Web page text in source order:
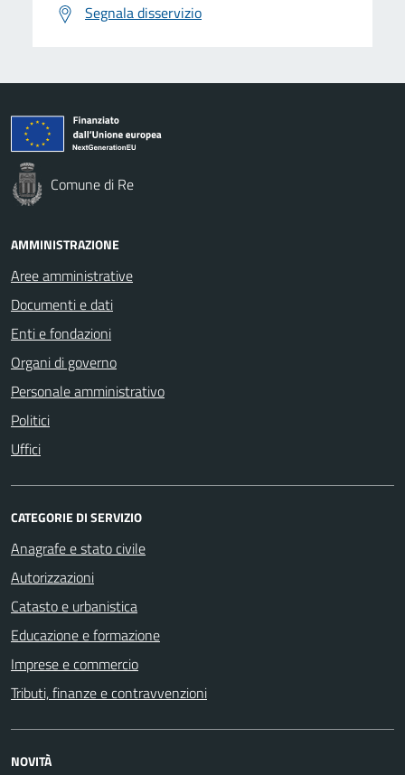
Segnala disservizio
Comune di Re
AMMINISTRAZIONE
Aree amministrative
Documenti e dati
Enti e fondazioni
Organi di governo
Personale amministrativo
Politici
Uffici
CATEGORIE DI SERVIZIO
Anagrafe e stato civile
Autorizzazioni
Catasto e urbanistica
Educazione e formazione
Imprese e commercio
Tributi, finanze e contravvenzioni
NOVITÀ